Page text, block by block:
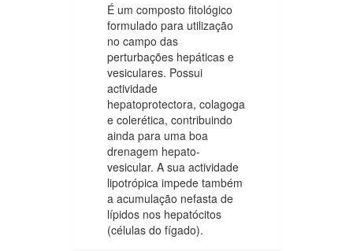
É um composto fitológico
formulado para utilização
no campo das
perturbações hepáticas e
vesiculares. Possui
actividade
hepatoprotectora, colagoga
e colerética, contribuindo
ainda para uma boa
drenagem hepato-
vesicular. A sua actividade
lipotrópica impede também
a acumulação nefasta de
lípidos nos hepatócitos
(células do fígado).